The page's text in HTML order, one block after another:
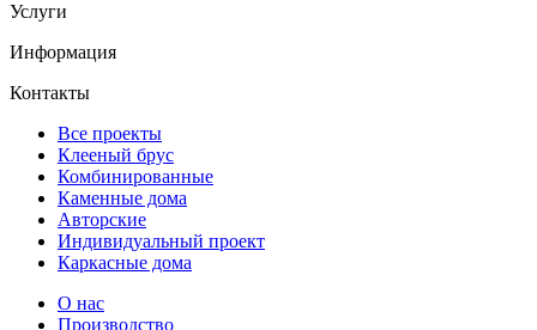
Услуги
Информация
Контакты
Все проекты
Клееный брус
Комбинированные
Каменные дома
Авторские
Индивидуальный проект
Каркасные дома
О нас
Производство